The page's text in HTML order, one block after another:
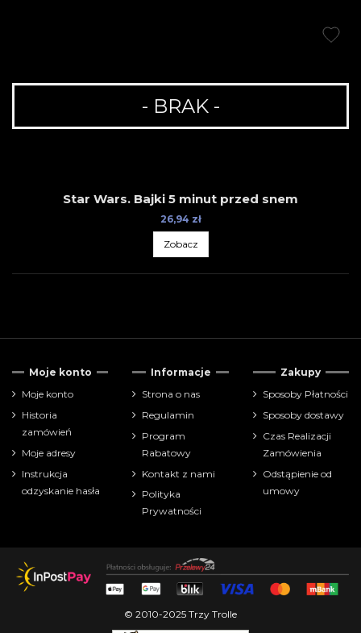
- BRAK -
Star Wars. Bajki 5 minut przed snem
26,94 zł
Zobacz
zł
Pokaż tylko
książki
Producenci
Moje konto
Moje konto
Historia
zamówień
Moje adresy
Instrukcja
odzyskanie hasła
Informacje
Strona o nas
Regulamin
Program
Rabatowy
Kontakt z nami
Polityka
Prywatności
Zakupy
Sposoby Płatności
Sposoby dostawy
Czas Realizacji
Zamówienia
Odstąpienie od
umowy
© 2010-2025 Trzy Trolle